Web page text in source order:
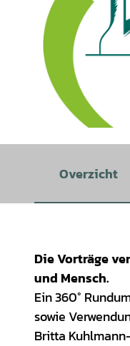
Overzicht
Die Vorträge
und Mensch.
Ein 360°
sowie
Britta